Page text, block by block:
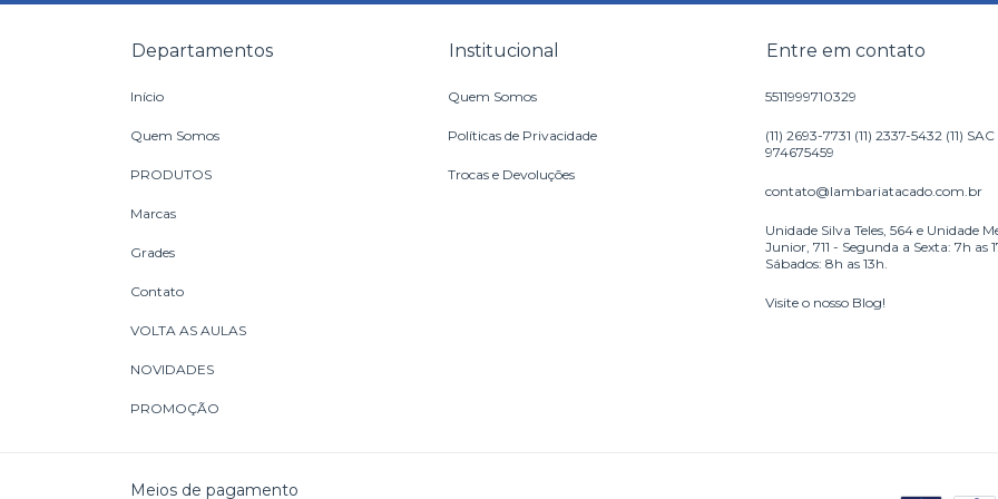
Departamentos
Início
Quem Somos
PRODUTOS
Marcas
Grades
Contato
VOLTA AS AULAS
NOVIDADES
PROMOÇÃO
Institucional
Quem Somos
Políticas de Privacidade
Trocas e Devoluções
Entre em contato
5511999710329
(11) 2693-7731 (11) 2337-5432 (11) SAC
974675459
contato@lambariatacado.com.br
Unidade Silva Teles, 564 e Unidade
Junior, 711 - Segunda a Sexta: 7h as
Sábados: 8h as 13h.
Visite o nosso Blog!
Meios de pagamento